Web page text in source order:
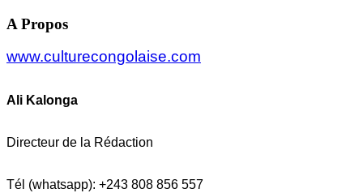
A Propos
www.culturecongolaise.com
Ali Kalonga
Directeur de la Rédaction
Tél (whatsapp): +243 808 856 557